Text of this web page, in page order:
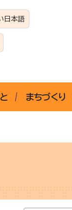
日本語
まちづくり